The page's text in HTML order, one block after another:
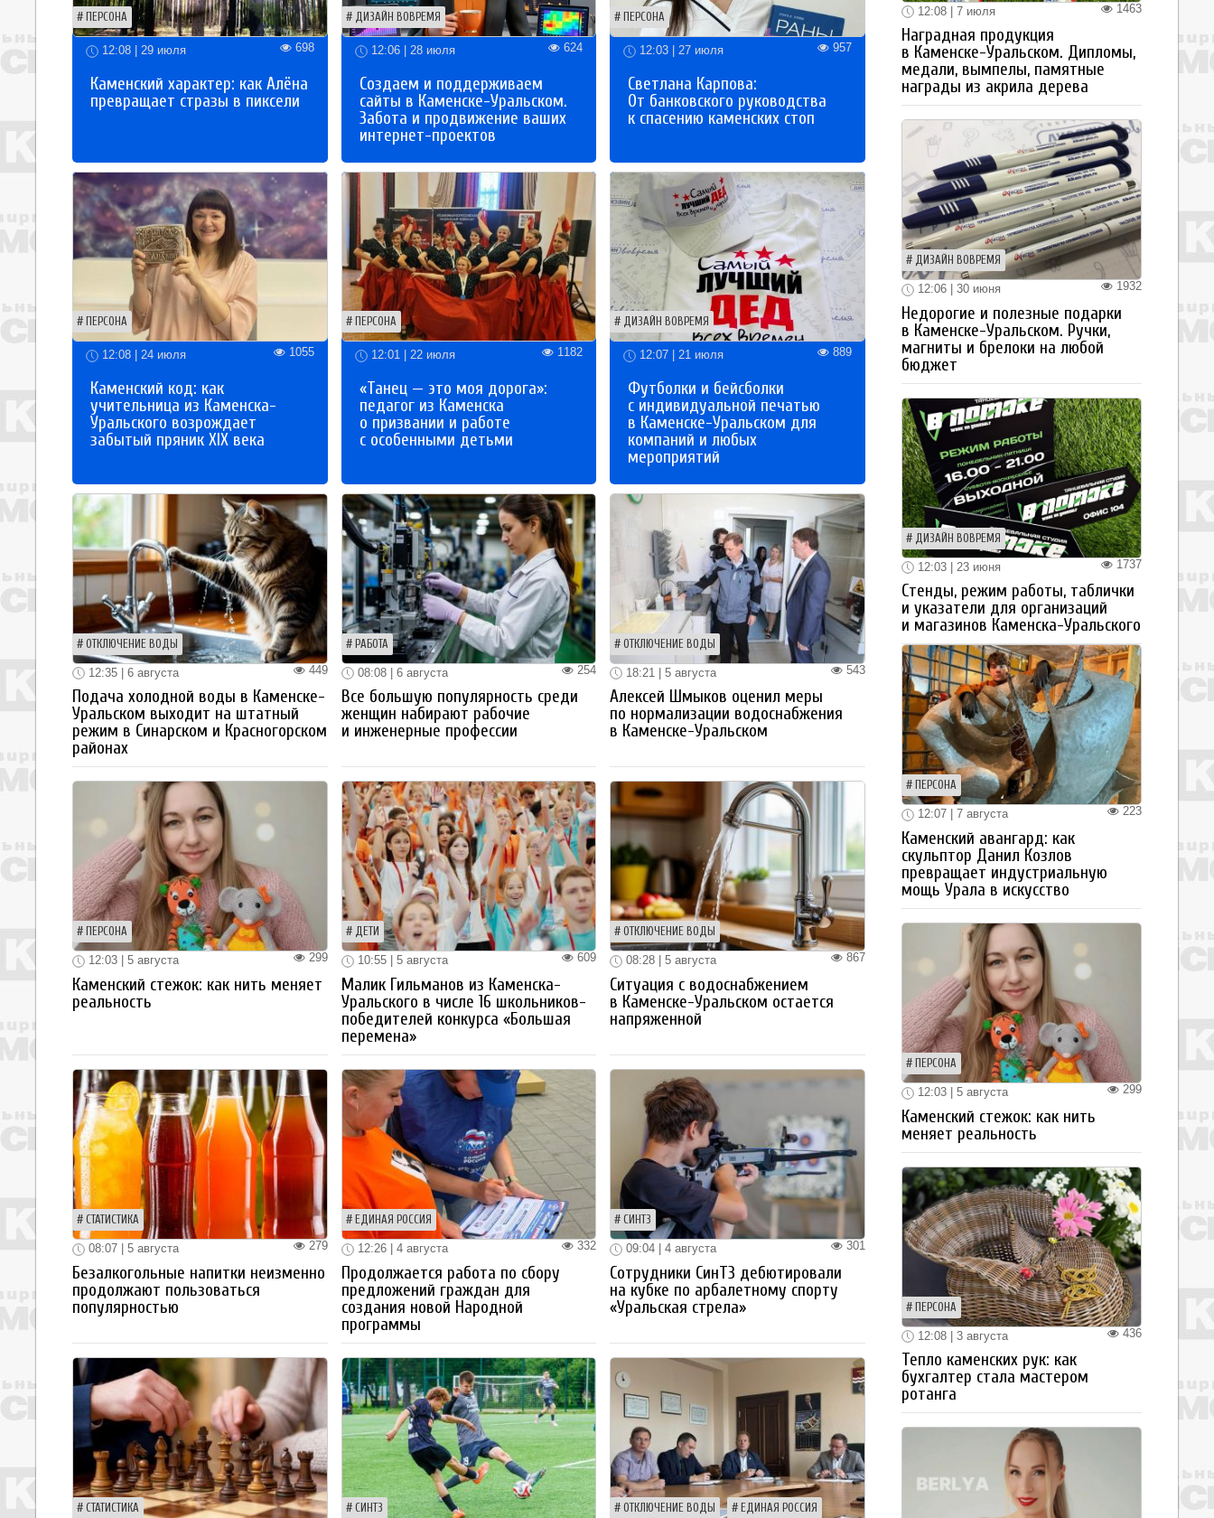
ПЕРСОНА
12:08 | 29 июля 698
Каменский характер: как Алёна
превращает стразы в пиксели
ДИЗАЙН ВОВРЕМЯ
12:06 | 28 июля 624
Создаем и поддерживаем
сайты в Каменске-Уральском.
Забота и продвижение ваших
интернет-проектов
ПЕРСОНА
12:03 | 27 июля 957
Светлана Карпова:
От банковского руководства
к спасению каменских стоп
ПЕРСОНА
12:08 | 24 июля 1055
Каменский код: как
учительница из Каменска-
Уральского возрождает
забытый пряник XIX века
ПЕРСОНА
12:01 | 22 июля 1182
«Танец — это моя дорога»:
педагог из Каменска
о призвании и работе
с особенными детьми
ДИЗАЙН ВОВРЕМЯ
12:07 | 21 июля 889
Футболки и бейсболки
с индивидуальной печатью
в Каменске-Уральском для
компаний и любых
мероприятий
ОТКЛЮЧЕНИЕ ВОДЫ
449
12:35 | 6 августа
Подача холодной воды в Каменске-
Уральском выходит на штатный
режим в Синарском и Красногорском
районах
РАБОТА
254
08:08 | 6 августа
Все большую популярность среди
женщин набирают рабочие
и инженерные профессии
ОТКЛЮЧЕНИЕ ВОДЫ
543
18:21 | 5 августа
Алексей Шмыков оценил меры
по нормализации водоснабжения
в Каменске-Уральском
ПЕРСОНА
299
12:03 | 5 августа
Каменский стежок: как нить меняет
реальность
ДЕТИ
609
10:55 | 5 августа
Малик Гильманов из Каменска-
Уральского в числе 16 школьников-
победителей конкурса «Большая
перемена»
ОТКЛЮЧЕНИЕ ВОДЫ
867
08:28 | 5 августа
Ситуация с водоснабжением
в Каменске-Уральском остается
напряженной
СТАТИСТИКА
279
08:07 | 5 августа
Безалкогольные напитки неизменно
продолжают пользоваться
популярностью
ЕДИНАЯ РОССИЯ
332
12:26 | 4 августа
Продолжается работа по сбору
предложений граждан для
создания новой Народной
программы
СИНТЗ
301
09:04 | 4 августа
Сотрудники СинТЗ дебютировали
на кубке по арбалетному спорту
«Уральская стрела»
СТАТИСТИКА СИНТЗ ОТКЛЮЧЕНИЕ ВОДЫ ЕДИНАЯ РОССИЯ
1463
12:08 | 7 июля
Наградная продукция
в Каменске-Уральском. Дипломы,
медали, вымпелы, памятные
награды из акрила дерева
ДИЗАЙН ВОВРЕМЯ
1932
12:06 | 30 июня
Недорогие и полезные подарки
в Каменске-Уральском. Ручки,
магниты и брелоки на любой
бюджет
ДИЗАЙН ВОВРЕМЯ
1737
12:03 | 23 июня
Стенды, режим работы, таблички
и указатели для организаций
и магазинов Каменска-Уральского
ПЕРСОНА
223
12:07 | 7 августа
Каменский авангард: как
скульптор Данил Козлов
превращает индустриальную
мощь Урала в искусство
ПЕРСОНА
299
12:03 | 5 августа
Каменский стежок: как нить
меняет реальность
ПЕРСОНА
436
12:08 | 3 августа
Тепло каменских рук: как
бухгалтер стала мастером
ротанга